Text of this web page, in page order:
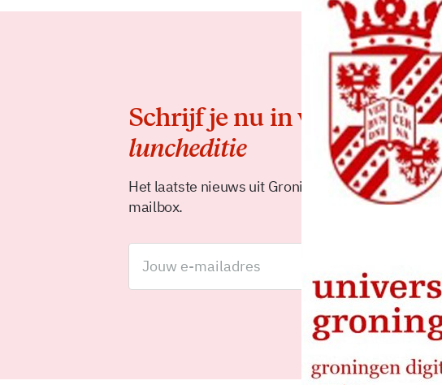
Schrijf je nu in voor de
luncheditie
Het laatste nieuws uit Groningen elke middag in je
mailbox.